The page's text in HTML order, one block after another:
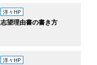
洋々HP
志望理由書の書き方
洋々HP